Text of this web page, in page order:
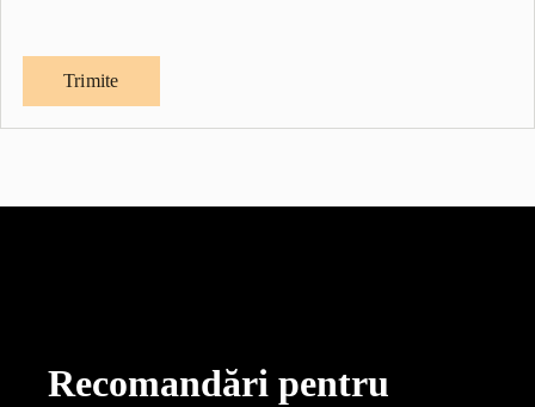
Recomandări pentru